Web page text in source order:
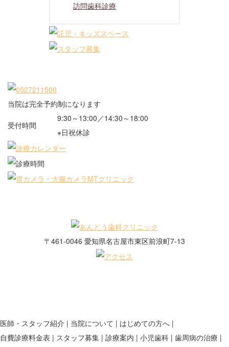
訪問歯科診療
当院は完全予約制になります
受付時間
9:30～13:00／14:30～18:00
※日祝休診
〒461-0046 愛知県名古屋市東区前浪町7-13
医師・スタッフ紹介 当院について
はじめての方へ
自費診療料金表
スタッフ募集 診療案内 小児歯科 歯周病の治療